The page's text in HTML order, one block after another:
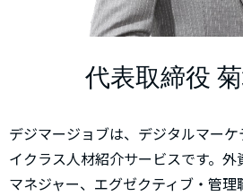
代表取締役
デジマージョブは、デジタルマー
イクラス人材紹介サービスです。
マネジャー、エグゼクティブ・管